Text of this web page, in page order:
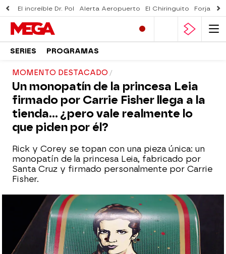
El increíble Dr. Pol Alerta Aeropuerto El Chiringuito Forjado
SERIES PROGRAMAS
MOMENTO DESTACADO
Un monopatín de la princesa Leia
firmado por Carrie Fisher llega a la
tienda… ¿pero vale realmente lo
que piden por él?
Rick y Corey se topan con una pieza única: un
monopatín de la princesa Leia, fabricado por
Santa Cruz y firmado personalmente por Carrie
Fisher.